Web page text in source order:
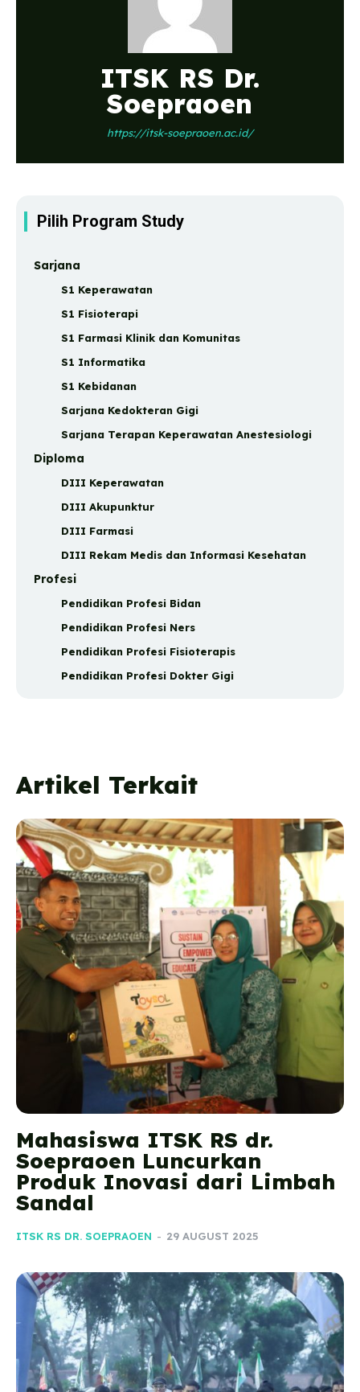
ITSK RS Dr.
Soepraoen
https://itsk-soepraoen.ac.id/
Pilih Program Study
Sarjana
S1 Keperawatan
S1 Fisioterapi
S1 Farmasi Klinik dan Komunitas
S1 Informatika
S1 Kebidanan
Sarjana Kedokteran Gigi
Sarjana Terapan Keperawatan Anestesiologi
Diploma
DIII Keperawatan
DIII Akupunktur
DIII Farmasi
DIII Rekam Medis dan Informasi Kesehatan
Profesi
Pendidikan Profesi Bidan
Pendidikan Profesi Ners
Pendidikan Profesi Fisioterapis
Pendidikan Profesi Dokter Gigi
Artikel Terkait
Mahasiswa ITSK RS dr.
Soepraoen Luncurkan
Produk Inovasi dari Limbah
Sandal
ITSK RS DR. SOEPRAOEN - 29 AUGUST 2025